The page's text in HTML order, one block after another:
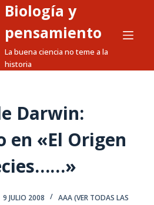
Biología y
pensamiento
La buena ciencia no teme a la
historia
Darwin:
en «El Origen
9 JULIO 2008
AAA (VER TODAS LAS